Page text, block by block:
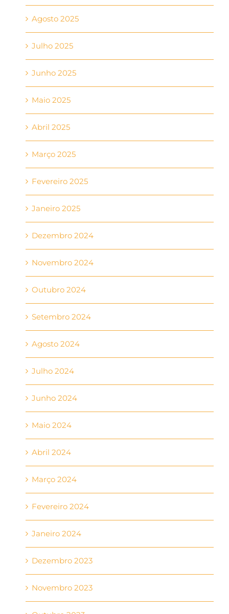
Agosto 2025
Julho 2025
Junho 2025
Maio 2025
Abril 2025
Março 2025
Fevereiro 2025
Janeiro 2025
Dezembro 2024
Novembro 2024
Outubro 2024
Setembro 2024
Agosto 2024
Julho 2024
Junho 2024
Maio 2024
Abril 2024
Março 2024
Fevereiro 2024
Janeiro 2024
Dezembro 2023
Novembro 2023